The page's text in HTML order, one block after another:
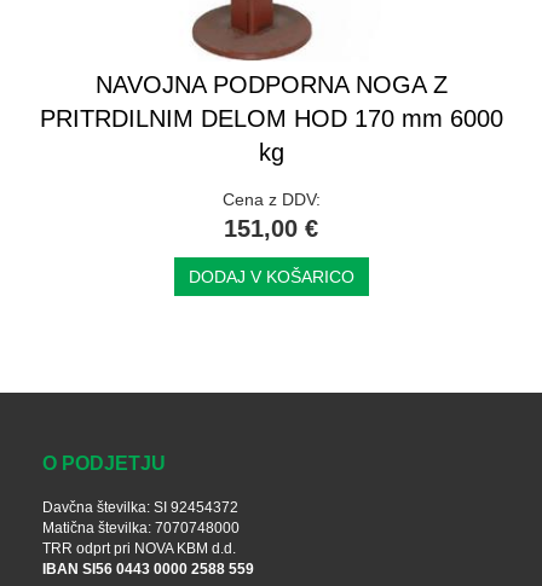
NAVOJNA PODPORNA NOGA Z
PRITRDILNIM DELOM HOD 170 mm 6000
kg
Cena z DDV:
151,00 €
DODAJ V KOŠARICO
O PODJETJU
Davčna številka: SI 92454372
Matična številka: 7070748000
TRR odprt pri NOVA KBM d.d.
IBAN SI56 0443 0000 2588 559